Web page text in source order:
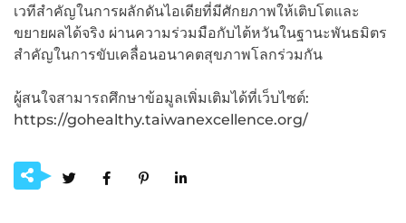
เวทีสำคัญในการผลักดันไอเดียที่มีศักยภาพให้เติบโตและ
ขยายผลได้จริง ผ่านความร่วมมือกับไต้หวันในฐานะพันธมิตร
สำคัญในการขับเคลื่อนอนาคตสุขภาพโลกร่วมกัน
ผู้สนใจสามารถศึกษาข้อมูลเพิ่มเติมได้ที่เว็บไซต์:
https://gohealthy.taiwanexcellence.org/